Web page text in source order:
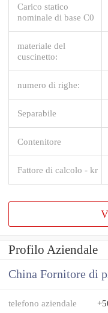
Carico statico
nominale di base C0
materiale del
cuscinetto:
numero di righe:
Separabile
Contenitore
Fattore di calcolo - kr
Profilo Aziendale
China Fornitore di
telefono aziendale